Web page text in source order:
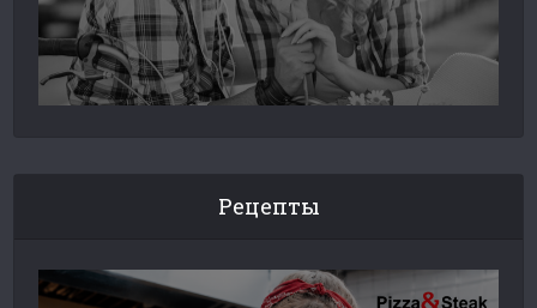
Рецепты